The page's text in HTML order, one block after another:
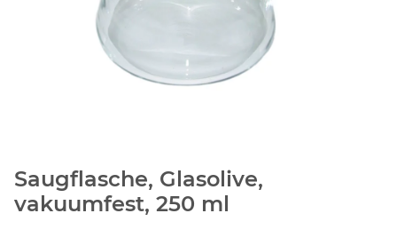
Saugflasche, Glasolive,
vakuumfest, 250 ml